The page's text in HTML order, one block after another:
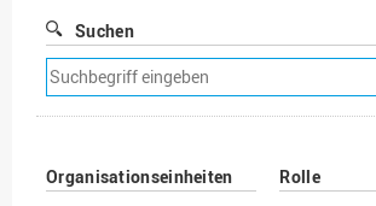
Suchen
Suchfilter
entfernen
Organisationseinheiten
Rolle